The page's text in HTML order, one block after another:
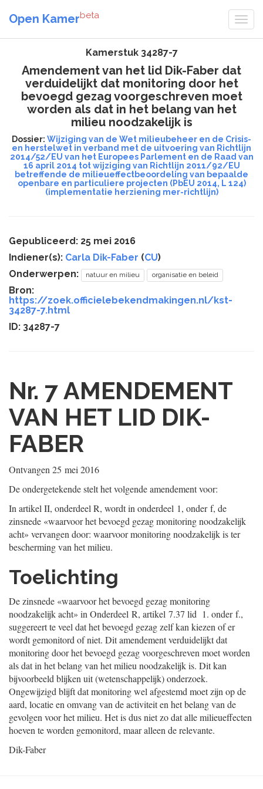
Open Kamerbeta
Kamerstuk 34287-7
Amendement van het lid Dik-Faber dat
verduidelijkt dat monitoring door het
bevoegd gezag voorgeschreven moet
worden als dat in het belang van het
milieu noodzakelijk is
Dossier: Wijziging van de Wet milieubeheer en de Crisis-
en herstelwet in verband met de uitvoering van Richtlijn
2014/52/EU van het Europees Parlement en de Raad van
16 april 2014 tot wijziging van Richtlijn 2011/92/EU
betreffende de milieueffectbeoordeling van bepaalde
openbare en particuliere projecten (PbEU 2014, L 124)
(implementatie herziening mer-richtlijn)
Gepubliceerd: 25 mei 2016
Indiener(s): Carla Dik-Faber (CU)
Onderwerpen:
natuur en milieu organisatie en beleid
Bron:
https://zoek.officielebekendmakingen.nl/kst-
34287-7.html
ID: 34287-7
Nr. 7AMENDEMENT
VAN HET LID DIK-
FABER
Ontvangen 25 mei 2016
De ondergetekende stelt het volgende amendement voor:
In artikel II, onderdeel R, wordt in onderdeel 1, onder f, de
zinsnede «waarvoor het bevoegd gezag monitoring noodzakelijk
acht» vervangen door: waarvoor monitoring noodzakelijk is ter
bescherming van het milieu.
Toelichting
De zinsnede «waarvoor het bevoegd gezag monitoring
noodzakelijk acht» in Onderdeel R, artikel 7.37 lid 1. onder f.,
suggereert te veel dat het bevoegd gezag zelf kan kiezen of er
wordt gemonitord of niet. Dit amendement verduidelijkt dat
monitoring door het bevoegd gezag voorgeschreven moet worden
als dat in het belang van het milieu noodzakelijk is. Dit kan
bijvoorbeeld blijken uit (wetenschappelijk) onderzoek.
Ongewijzigd blijft dat monitoring wel afgestemd moet zijn op de
aard, locatie en omvang van de activiteit en het belang van de
gevolgen voor het milieu. Het is dus niet zo dat alle milieueffecten
hoeven te worden gemonitord, maar alleen de relevante.
Dik-Faber